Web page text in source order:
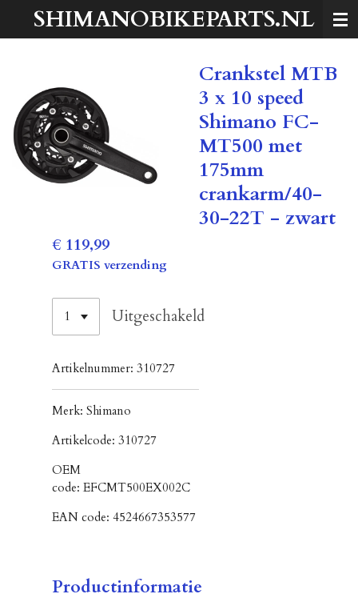
hoofdinhoud
SHIMANOBIKEPARTS.NL
Crankstel MTB
3 x 10 speed
Shimano FC-
MT500 met
175mm
crankarm/40-
30-22T - zwart
€ 119,99
GRATIS verzending
Uitgeschakeld
Artikelnummer: 310727
Merk: Shimano
Artikelcode: 310727
OEM
code: EFCMT500EX002C
EAN code: 4524667353577
Productinformatie